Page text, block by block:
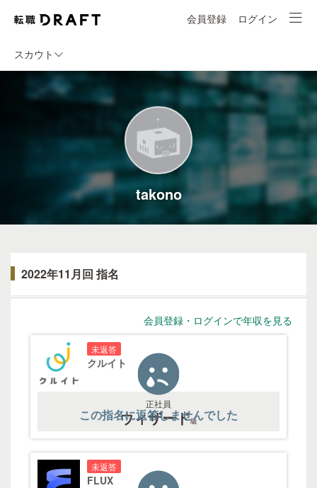
会員登録 ログイン
スカウト
takono
2022年11月回 指名
会員登録・ログインで年収を見る
この指名に返答しませんでした
未返答
クルイト
正社員
ウィザード級
未返答
FLUX